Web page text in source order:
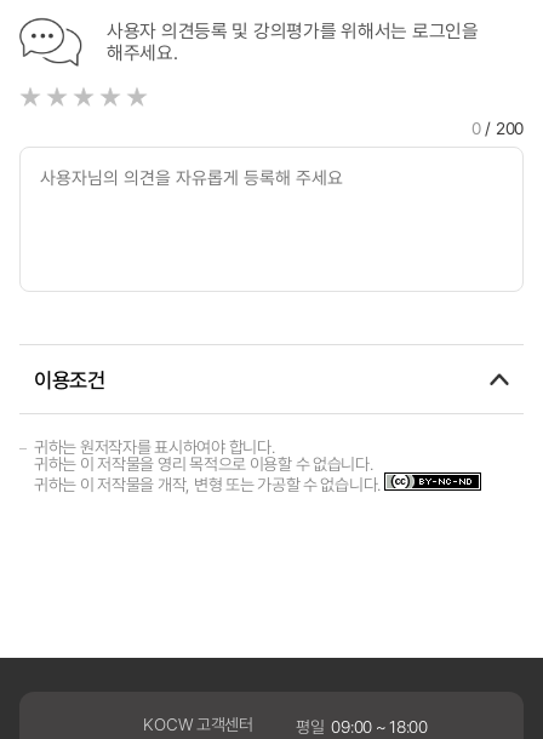
사용자 의견등록 및 강의평가를 위해서는 로그인을
해주세요.
0/ 200
이용조건
귀하는 원저작자를 표시하여야 합니다.
귀하는 이 저작물을 영리 목적으로 이용할 수 없습니다.
귀하는 이 저작물을 개작, 변형 또는 가공할 수 없습니다.
KOCW 고객센터 평일 09:00 ~ 18:00